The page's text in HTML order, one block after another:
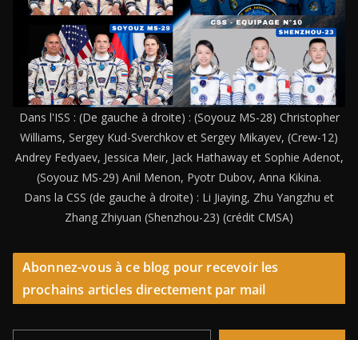
Dans l'ISS : (De gauche à droite) : (Soyouz MS-28) Christopher
Williams, Sergey Kud-Sverchkov et Sergey Mikayev, (Crew-12)
Andrey Fedyaev, Jessica Meir, Jack Hathaway et Sophie Adenot,
(Soyouz MS-29) Anil Menon, Pyotr Dubov, Anna Kikina.
Dans la CSS (de gauche à droite) : Li Jiaying, Zhu Yangzhu et
Zhang Zhiyuan (Shenzhou-23) (crédit CMSA)
Abonnez-vous à ce blog pour recevoir les
prochains articles directement par mail
Saisissez votre adresse e-mail…